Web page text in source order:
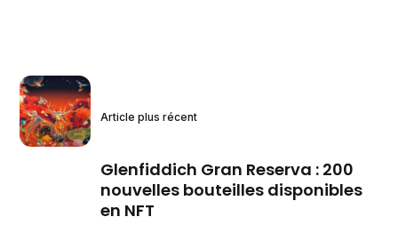
Article plus récent
Glenfiddich Gran Reserva : 200
nouvelles bouteilles disponibles
en NFT